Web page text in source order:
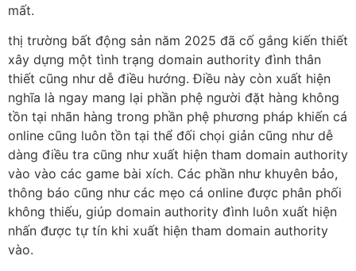
mất.
thị trường bất động sản năm 2025 đã cố gắng kiến thiết
xây dựng một tình trạng domain authority đình thân
thiết cũng như dễ điều hướng. Điều này còn xuất hiện
nghĩa là ngay mang lại phần phệ người đặt hàng không
tồn tại nhãn hàng trong phần phệ phương pháp khiến cá
online cũng luôn tồn tại thể đối chọi giản cũng như dễ
dàng điều tra cũng như xuất hiện tham domain authority
vào vào các game bài xích. Các phần như khuyên bảo,
thông báo cũng như các mẹo cá online được phân phối
không thiếu, giúp domain authority đình luôn xuất hiện
nhấn được tự tín khi xuất hiện tham domain authority
vào.